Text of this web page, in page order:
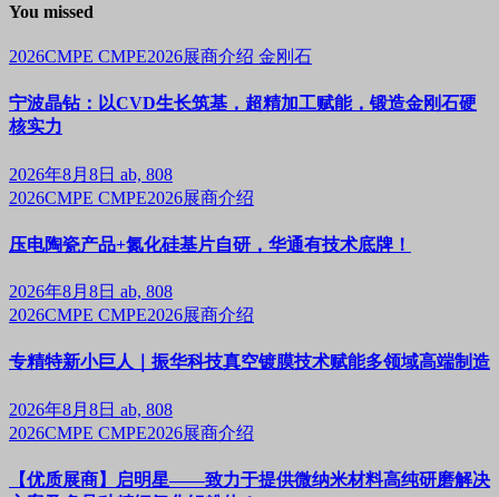
You missed
2026CMPE CMPE2026展商介绍 金刚石
宁波晶钻：以CVD生长筑基，超精加工赋能，锻造金刚石硬
核实力
2026年8月8日 ab, 808
2026CMPE CMPE2026展商介绍
压电陶瓷产品+氮化硅基片自研，华通有技术底牌！
2026年8月8日 ab, 808
2026CMPE CMPE2026展商介绍
专精特新小巨人｜振华科技真空镀膜技术赋能多领域高端制造
2026年8月8日 ab, 808
2026CMPE CMPE2026展商介绍
【优质展商】启明星——致力于提供微纳米材料高纯研磨解决